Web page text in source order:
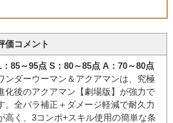
価コメント
：85～95点 S：80～85点 A：70～80点
ンダーウーマン＆アクアマンは、究極
化後のアクアマン【劇場版】が強力で
。全パラ補正＋ダメージ軽減で耐久力
高く、3コンボ+スキル使用の簡単な条